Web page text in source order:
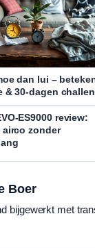
dan lui –
& 30-dagen
ES9000 review:
airco zonder
Boer
bijgewerkt met